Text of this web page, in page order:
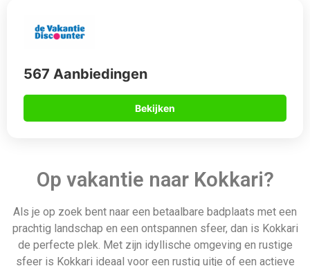
567 Aanbiedingen
Bekijken
Op vakantie naar Kokkari?
Als je op zoek bent naar een betaalbare badplaats met een
prachtig landschap en een ontspannen sfeer, dan is Kokkari
de perfecte plek. Met zijn idyllische omgeving en rustige
sfeer is Kokkari ideaal voor een rustig uitje of een actieve